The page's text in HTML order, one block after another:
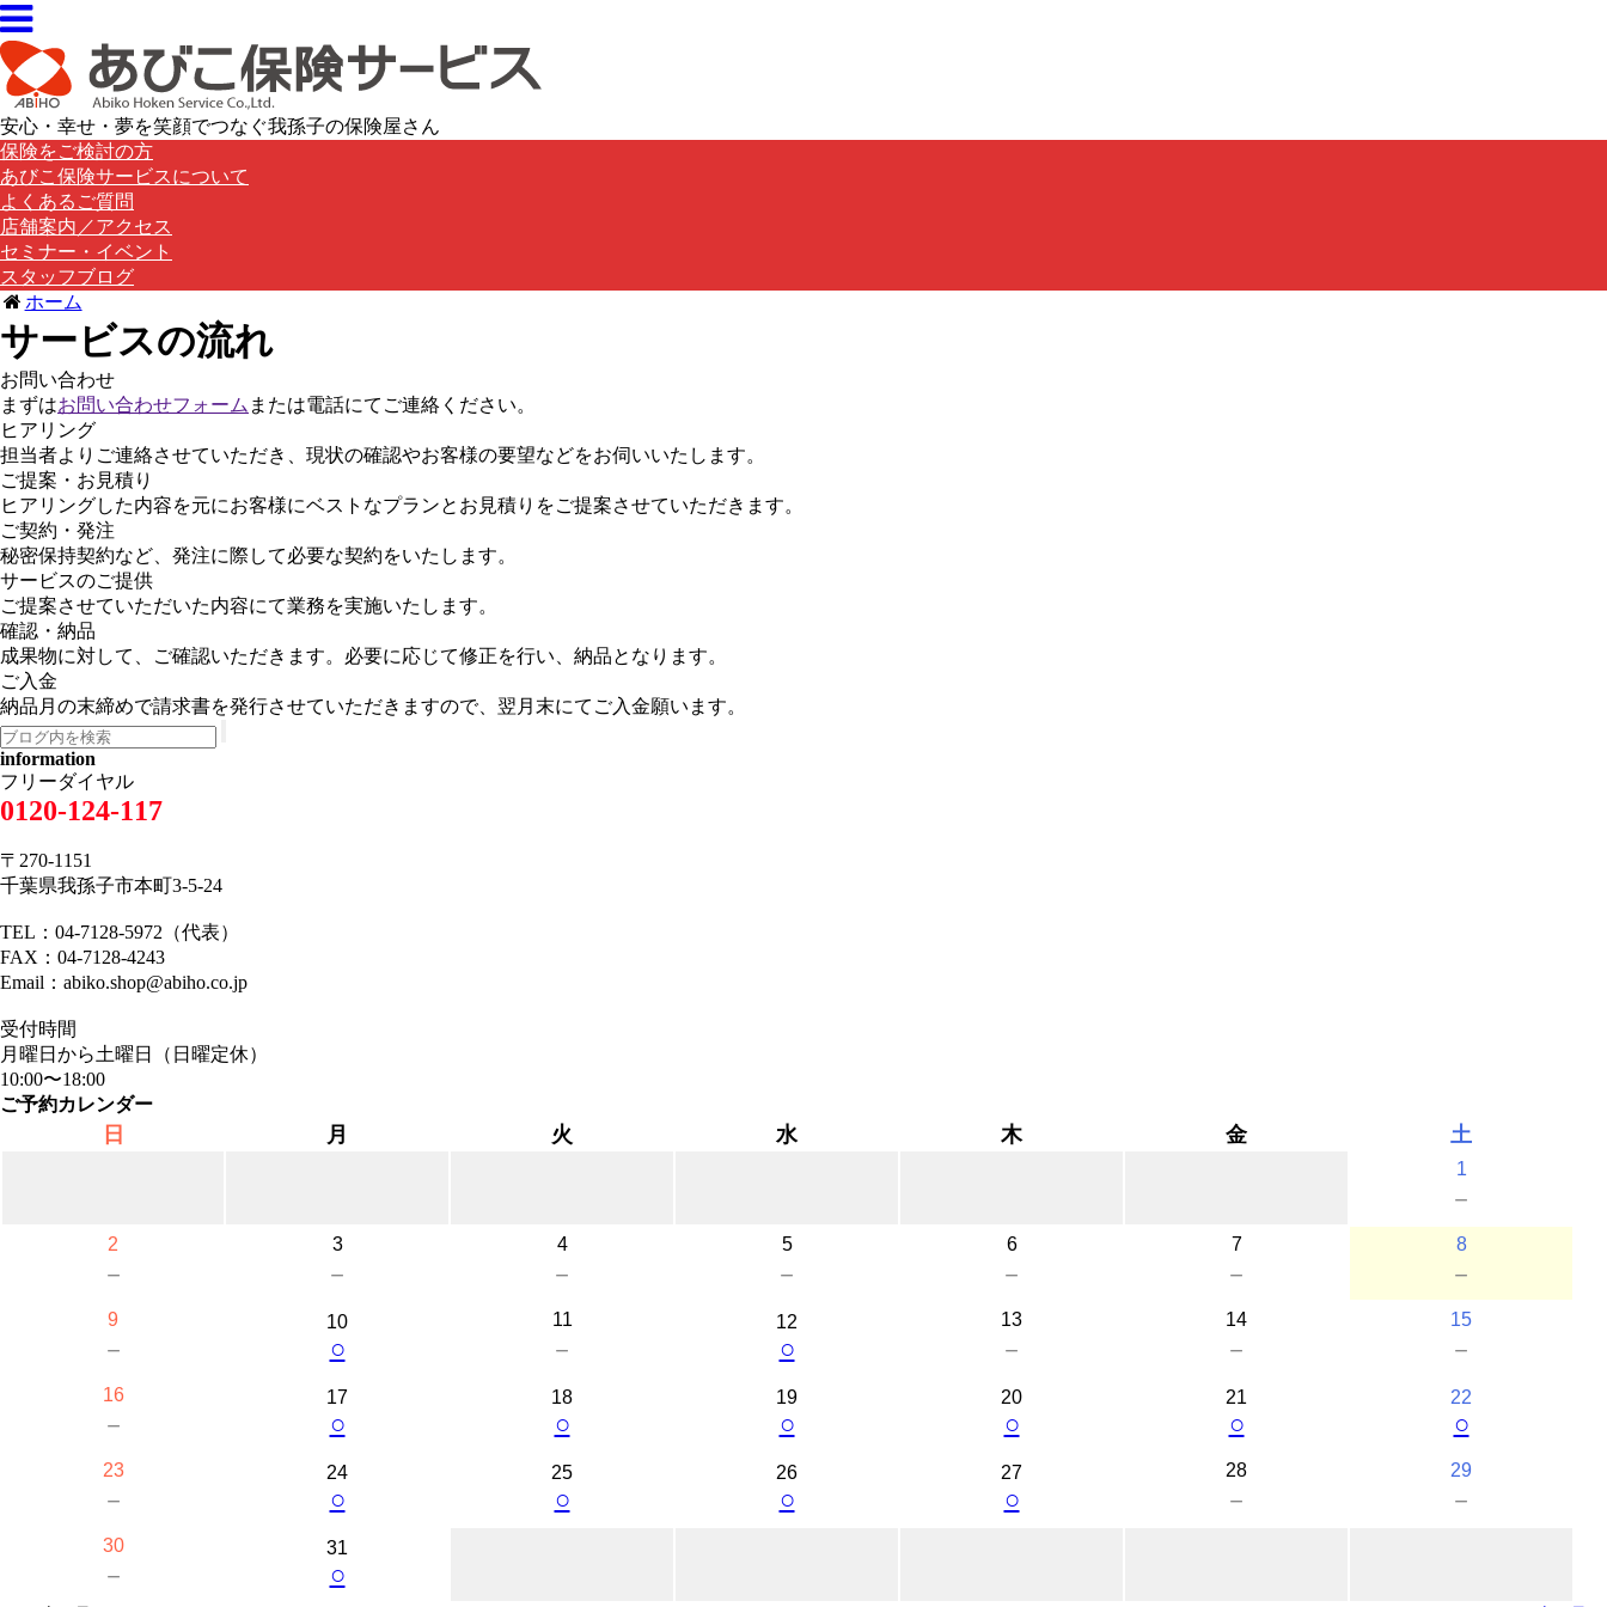
安心・幸せ・夢を笑顔でつなぐ我孫子の保険屋さん
保険をご検討の方
あびこ保険サービスについて
よくあるご質問
店舗案内／アクセス
セミナー・イベント
スタッフブログ
ホーム
サービスの流れ
お問い合わせ
まずはお問い合わせフォーム または電話にてご連絡ください。
ヒアリング
担当者よりご連絡させていただき、現状の確認やお客様の要望などをお伺いいたします。
ご提案・お見積り
ヒアリングした内容を元にお客様にベストなプランとお見積りをご提案させていただきます。
ご契約・発注
秘密保持契約など、発注に際して必要な契約をいたします。
サービスのご提供
ご提案させていただいた内容にて業務を実施いたします。
確認・納品
成果物に対して、ご確認いただきます。必要に応じて修正を行い、納品となります。
ご入金
納品月の末締めで請求書を発行させていただきますので、翌月末にてご入金願います。
information
フリーダイヤル
0120-124-117
〒270-1151
千葉県我孫子市本町3-5-24
TEL：04-7128-5972（代表）
FAX：04-7128-4243
Email：abiko.shop@abiho.co.jp
受付時間
月曜日から土曜日（日曜定休）
10:00〜18:00
ご予約カレンダー
日 月 火 水 木 金 土
1
－
2
－
3
－
4
－
5
－
6
－
7
－
8
－
9
－
10
○
11
－
12
○
13
－
14
－
15
－
16
－
17
○
18
○
19
○
20
○
21
○
22
○
23
－
24
○
25
○
26
○
27
○
28
－
29
－
30
－
31
○